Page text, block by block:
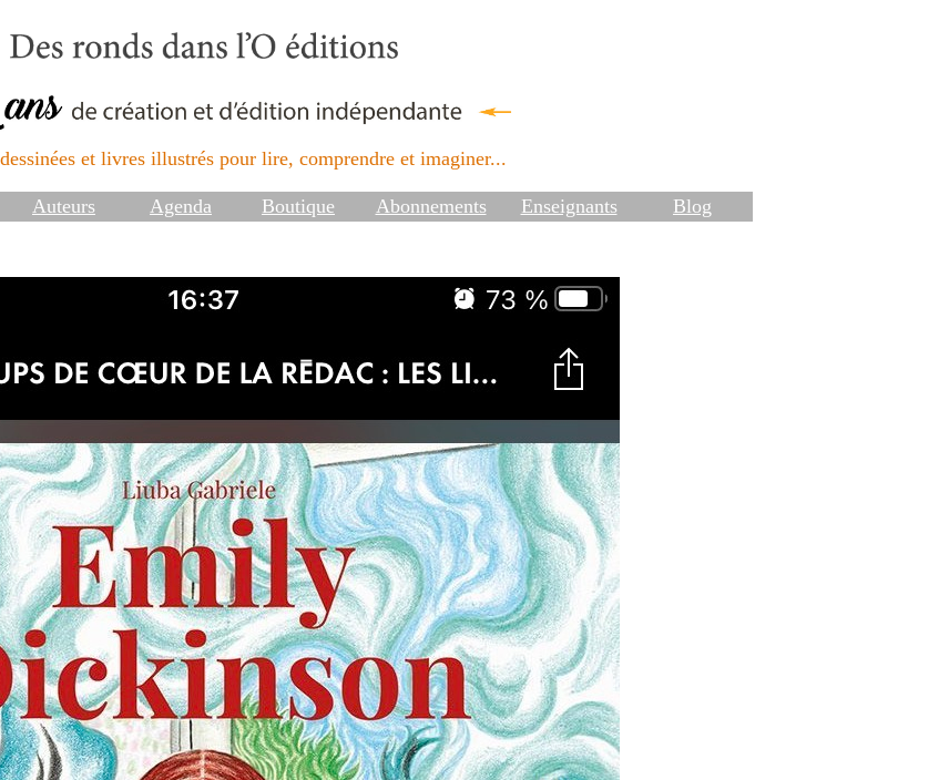
et livres illustrés pour lire, comprendre et imaginer...
Auteurs Agenda Boutique Abonnements Enseignants Blog